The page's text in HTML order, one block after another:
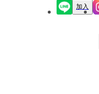
加入